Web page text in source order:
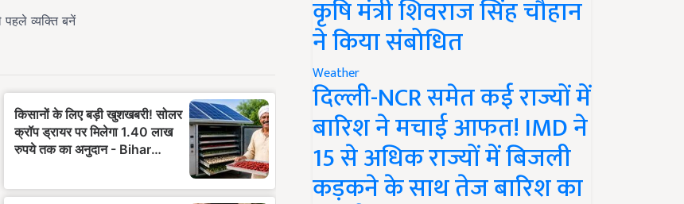
कृषि मंत्री शिवराज सिंह चौहान
ने किया संबोधित
Weather
दिल्ली-NCR समेत कई राज्यों में
बारिश ने मचाई आफत! IMD ने
15 से अधिक राज्यों में बिजली
कड़कने के साथ तेज बारिश का